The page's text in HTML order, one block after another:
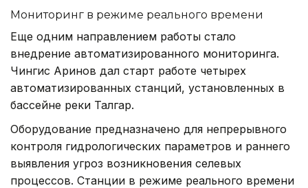
Мониторинг в режиме реального времени
Еще одним направлением работы стало
внедрение автоматизированного мониторинга.
Чингис Аринов дал старт работе четырех
автоматизированных станций, установленных в
бассейне реки Талгар.
Оборудование предназначено для непрерывного
контроля гидрологических параметров и раннего
выявления угроз возникновения селевых
процессов. Станции в режиме реального времени